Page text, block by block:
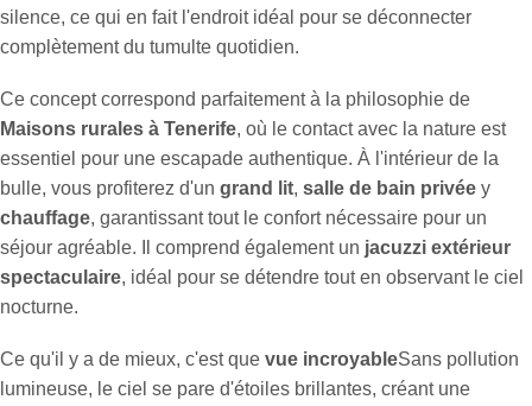
silence, ce qui en fait l'endroit idéal pour se déconnecter
complètement du tumulte quotidien.
Ce concept correspond parfaitement à la philosophie de
Maisons rurales à Tenerife, où le contact avec la nature est
essentiel pour une escapade authentique. À l'intérieur de la
bulle, vous profiterez d'un grand lit, salle de bain privée y
chauffage, garantissant tout le confort nécessaire pour un
séjour agréable. Il comprend également un jacuzzi extérieur
spectaculaire, idéal pour se détendre tout en observant le ciel
nocturne.
Ce qu'il y a de mieux, c'est que vue incroyableSans pollution
lumineuse, le ciel se pare d'étoiles brillantes, créant une